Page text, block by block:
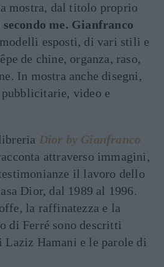
mostra, dal titolo proprio
me. Gianfranco
esposti, di vari stili e
de chine, organza, raso,
In mostra anche disegni,
video e
Dior by Gianfranco
attraverso immagini,
il lavoro dello
Dior, dal 1989 al 1996.
la raffinatezza e la
di Ferré sono descritti
Laziz Hamani e le parole di